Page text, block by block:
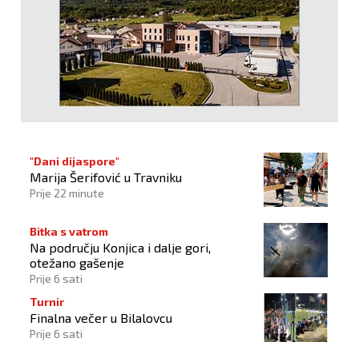
"Dani dijaspore"
Marija Šerifović u Travniku
Prije 22 minute
Bitka s vatrom
Na području Konjica i dalje gori,
otežano gašenje
Prije 6 sati
Turnir
Finalna večer u Bilalovcu
Prije 6 sati